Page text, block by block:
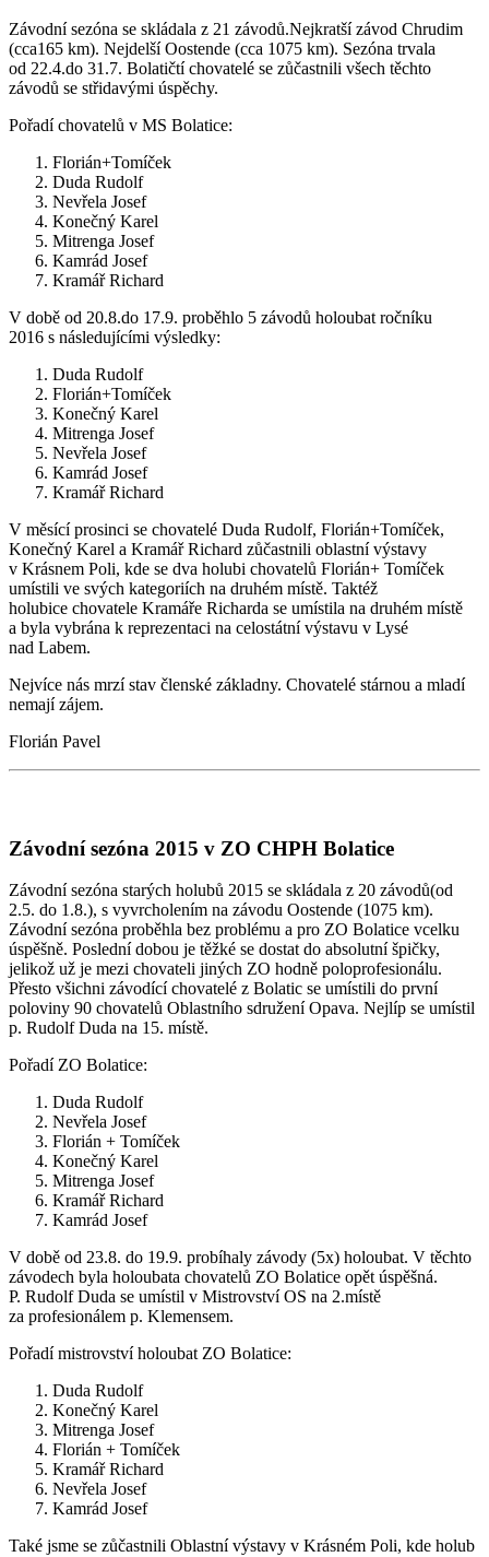
Závodní sezóna se skládala z 21 závodů.Nejkratší závod Chrudim
(cca165 km). Nejdelší Oostende (cca 1075 km). Sezóna trvala
od 22.4.do 31.7. Bolatičtí chovatelé se zůčastnili všech těchto
závodů se střidavými úspěchy.
Pořadí chovatelů v MS Bolatice:
Florián+Tomíček
Duda Rudolf
Nevřela Josef
Konečný Karel
Mitrenga Josef
Kamrád Josef
Kramář Richard
V době od 20.8.do 17.9. proběhlo 5 závodů holoubat ročníku
2016 s následujícími výsledky:
Duda Rudolf
Florián+Tomíček
Konečný Karel
Mitrenga Josef
Nevřela Josef
Kamrád Josef
Kramář Richard
V měsící prosinci se chovatelé Duda Rudolf, Florián+Tomíček,
Konečný Karel a Kramář Richard zůčastnili oblastní výstavy
v Krásnem Poli, kde se dva holubi chovatelů Florián+ Tomíček
umístili ve svých kategoriích na druhém místě. Taktéž
holubice chovatele Kramáře Richarda se umístila na druhém místě
a byla vybrána k reprezentaci na celostátní výstavu v Lysé
nad Labem.
Nejvíce nás mrzí stav členské základny. Chovatelé stárnou a mladí
nemají zájem.
Florián Pavel
Závodní sezóna 2015 v ZO CHPH Bolatice
Závodní sezóna starých holubů 2015 se skládala z 20 závodů(od
2.5. do 1.8.), s vyvrcholením na závodu Oostende (1075 km).
Závodní sezóna proběhla bez problému a pro ZO Bolatice vcelku
úspěšně. Poslední dobou je těžké se dostat do absolutní špičky,
jelikož už je mezi chovateli jiných ZO hodně poloprofesionálu.
Přesto všichni závodící chovatelé z Bolatic se umístili do první
poloviny 90 chovatelů Oblastního sdružení Opava. Nejlíp se umístil
p. Rudolf Duda na 15. místě.
Pořadí ZO Bolatice:
Duda Rudolf
Nevřela Josef
Florián + Tomíček
Konečný Karel
Mitrenga Josef
Kramář Richard
Kamrád Josef
V době od 23.8. do 19.9. probíhaly závody (5x) holoubat. V těchto
závodech byla holoubata chovatelů ZO Bolatice opět úspěšná.
P. Rudolf Duda se umístil v Mistrovství OS na 2.místě
za profesionálem p. Klemensem.
Pořadí mistrovství holoubat ZO Bolatice:
Duda Rudolf
Konečný Karel
Mitrenga Josef
Florián + Tomíček
Kramář Richard
Nevřela Josef
Kamrád Josef
Také jsme se zůčastnili Oblastní výstavy v Krásném Poli, kde holub